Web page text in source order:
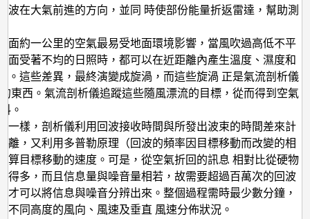
波在大氣前進的方向，並同 時使部份能量折返雷達，幫助測
面約一公里的空氣最易受地面環境影響，當風吹過高低不平
面受著不均的日照時，都可以在近距離內產生溫度、濕度和
。這些差異，最終演變成旋渦，而這些旋渦 正是氣流剖析儀
東西。氣流剖析儀追蹤這些隨風漂流的目標，從而得到空氣
。
一樣，剖析儀利用回波接收時間與所發出波束的時間差來計
離，又利用多普勒原理（回波的頻率因目標移動而改變的相
算目標移動的速度。可是，從空氣折回的訊息 相對比從硬物
得多，而且信息量與噪音量相若，故需要超過百萬次的回波
才可以將信息與噪音分辨出來。整個過程需時最少數分鐘，
不同高度的風向、風速及垂直 風速分佈狀況。